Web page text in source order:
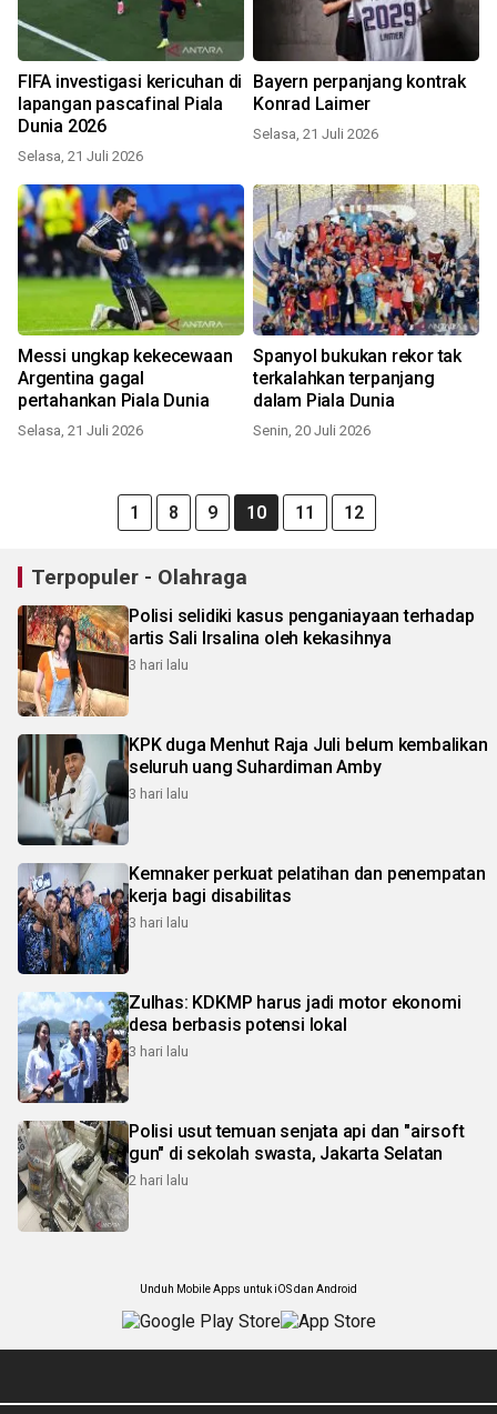
FIFA investigasi kericuhan di
lapangan pascafinal Piala
Dunia 2026
Selasa, 21 Juli 2026
Bayern perpanjang kontrak
Konrad Laimer
Selasa, 21 Juli 2026
Messi ungkap kekecewaan
Argentina gagal
pertahankan Piala Dunia
Selasa, 21 Juli 2026
Spanyol bukukan rekor tak
terkalahkan terpanjang
dalam Piala Dunia
Senin, 20 Juli 2026
1 8 9 10 11 12
Terpopuler - Olahraga
Polisi selidiki kasus penganiayaan terhadap
artis Sali Irsalina oleh kekasihnya
3 hari lalu
KPK duga Menhut Raja Juli belum kembalikan
seluruh uang Suhardiman Amby
3 hari lalu
Kemnaker perkuat pelatihan dan penempatan
kerja bagi disabilitas
3 hari lalu
Zulhas: KDKMP harus jadi motor ekonomi
desa berbasis potensi lokal
3 hari lalu
Polisi usut temuan senjata api dan "airsoft
gun" di sekolah swasta, Jakarta Selatan
2 hari lalu
Unduh Mobile Apps untuk iOS dan Android